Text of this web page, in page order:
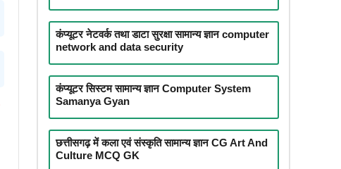
कंप्यूटर नेटवर्क तथा डाटा सुरक्षा सामान्य ज्ञान computer
network and data security
कंप्यूटर सिस्टम सामान्य ज्ञान Computer System
Samanya Gyan
छत्तीसगढ़ में कला एवं संस्कृति सामान्य ज्ञान CG Art And
Culture MCQ GK